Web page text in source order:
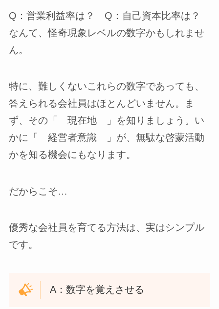
Q：営業利益率は？ Q：自己資本比率は？
なんて、怪奇現象レベルの数字かもしれませ
ん。
特に、難しくないこれらの数字であっても、
答えられる会社員はほとんどいません。ま
ず、その「 現在地 」を知りましょう。い
かに「 経営者意識 」が、無駄な啓蒙活動
かを知る機会にもなります。
だからこそ…
優秀な会社員を育てる方法は、実はシンプル
です。
A：数字を覚えさせる